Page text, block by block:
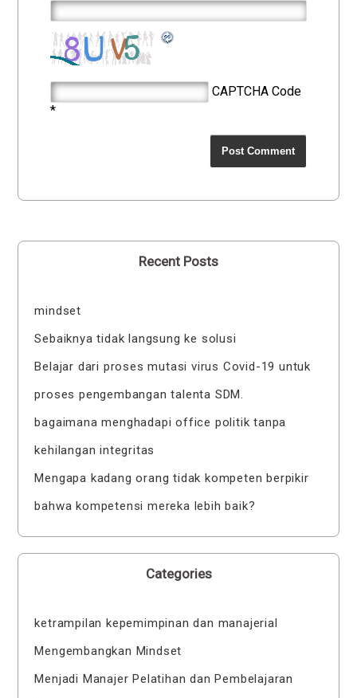
CAPTCHA Code
*
Recent Posts
mindset
Sebaiknya tidak langsung ke solusi
Belajar dari proses mutasi virus Covid-19 untuk
proses pengembangan talenta SDM.
bagaimana menghadapi office politik tanpa
kehilangan integritas
Mengapa kadang orang tidak kompeten berpikir
bahwa kompetensi mereka lebih baik?
Categories
ketrampilan kepemimpinan dan manajerial
Mengembangkan Mindset
Menjadi Manajer Pelatihan dan Pembelajaran